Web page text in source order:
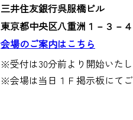
三井住友銀行呉服橋ビル
東京都中央区八重洲１－３－４
会場のご案内はこちら
※受付は30分前より開始いた
※会場は当日１Ｆ掲示板にて